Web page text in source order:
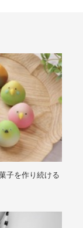
子を作り続ける